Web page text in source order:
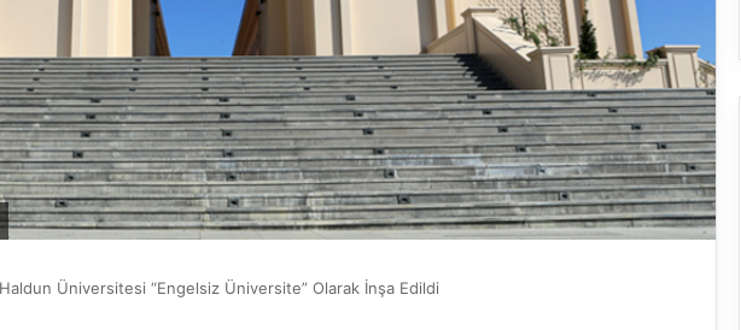
Üniversitesi “Engelsiz Üniversite” Olarak İnşa Edildi